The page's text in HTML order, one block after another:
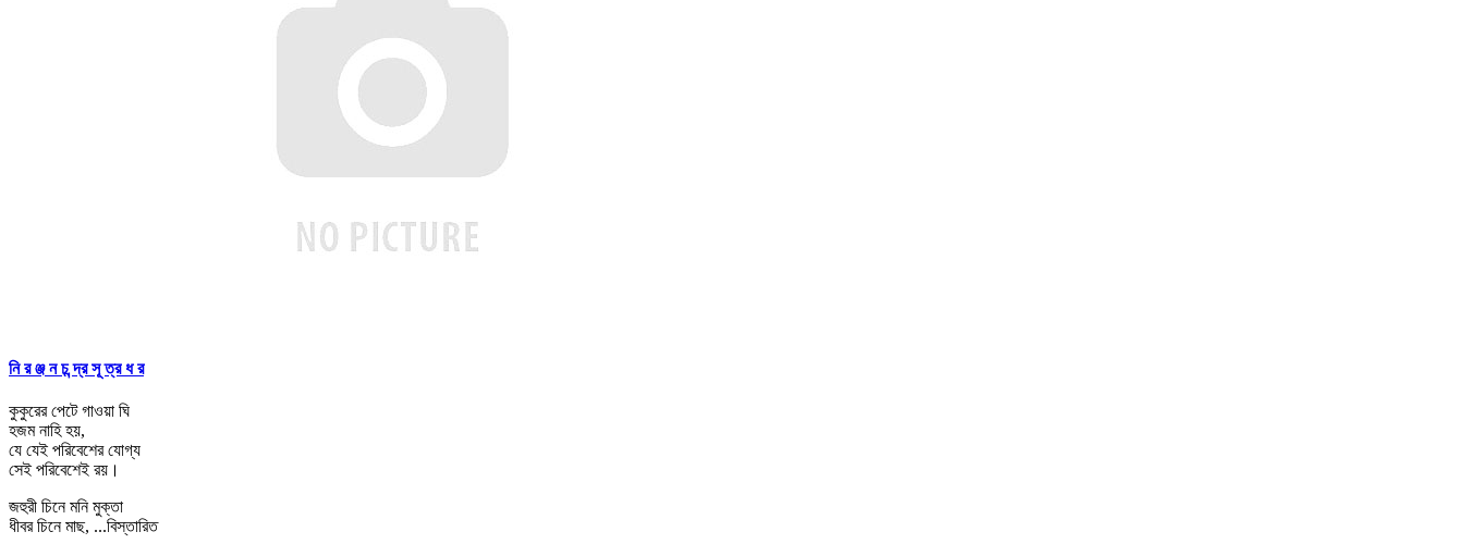
নি র ঞ্জ ন চ ন্দ্র সূ ত্র ধ র
কুকুরের পেটে গাওয়া ঘি
হজম নাহি হয়,
যে যেই পরিবেশের যোগ্য
সেই পরিবেশেই রয়।
জহুরী চিনে মনি মুক্তা
ধীবর চিনে মাছ, ...বিস্তারিত